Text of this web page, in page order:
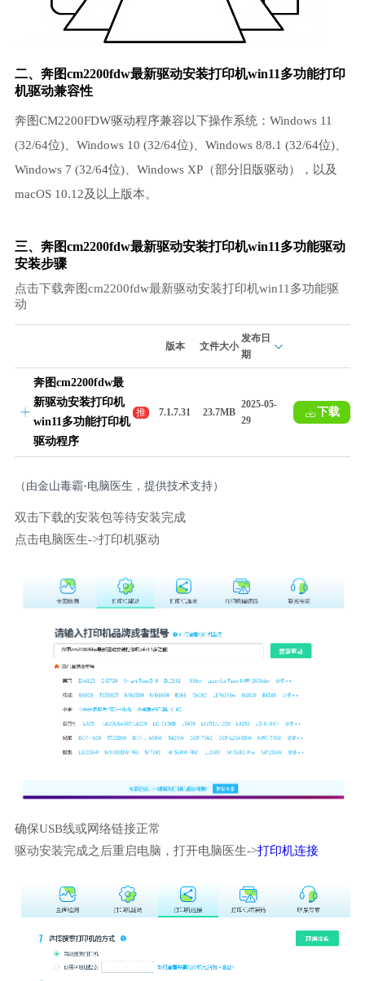
二、奔图cm2200fdw最新驱动安装打印机win11多功能打印
机驱动兼容性
奔图CM2200FDW驱动程序兼容以下操作系统：Windows 11
(32/64位)、Windows 10 (32/64位)、Windows 8/8.1 (32/64位)、
Windows 7 (32/64位)、Windows XP（部分旧版驱动），以及
macOS 10.12及以上版本。
三、奔图cm2200fdw最新驱动安装打印机win11多功能驱动
安装步骤
点击下载奔图cm2200fdw最新驱动安装打印机win11多功能驱
动
版本 文件大小
发布日
期
奔图cm2200fdw最
新驱动安装打印机
win11多功能打印机
驱动程序
推
荐
7.1.7.31 23.7MB
2025-05-
29
下载
（由金山毒霸-电脑医生，提供技术支持）
双击下载的安装包等待安装完成
点击电脑医生->打印机驱动
确保USB线或网络链接正常
驱动安装完成之后重启电脑，打开电脑医生->打印机连接